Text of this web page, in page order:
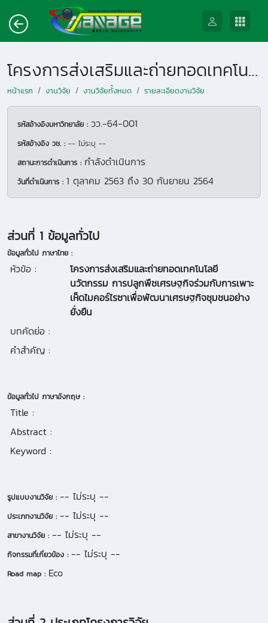
โครงการส่งเสริมและถ่ายทอดเทคโนโลยี นวัตกรรม การปลูกพืชเศรษฐกิจร่วมกับการเพาะเห็ดไมคอร์ไรซาเพื่อพัฒนาเศรษฐกิจชุมชนอย่างยั่งยืน
หน้าแรก งานวิจัย งานวิจัยทั้งหมด รายละเอียดงานวิจัย
รหัสอ้างอิงมหาวิทยาลัย : วว.-64-001
รหัสอ้างอิง วช. : -- ไม่ระบุ --
สถานะการดำเนินการ : กำลังดำเนินการ
วันที่ดำเนินการ : 1 ตุลาคม 2563 ถึง 30 กันยายน 2564
ส่วนที่ 1 ข้อมูลทั่วไป
ข้อมูลทั่วไป ภาษาไทย :
หัวข้อ :
โครงการส่งเสริมและถ่ายทอดเทคโนโลยี
นวัตกรรม การปลูกพืชเศรษฐกิจร่วมกับการเพาะ
เห็ดไมคอร์ไรซาเพื่อพัฒนาเศรษฐกิจชุมชนอย่าง
ยั่งยืน
บทคัดย่อ :
คำสำคัญ :
ข้อมูลทั่วไป ภาษาอังกฤษ :
Title :
Abstract :
Keyword :
รูปแบบงานวิจัย : -- ไม่ระบุ --
ประเภทงานวิจัย : -- ไม่ระบุ --
สาขางานวิจัย : -- ไม่ระบุ --
กิจกรรมที่เกี่ยวข้อง : -- ไม่ระบุ --
Road map : Eco